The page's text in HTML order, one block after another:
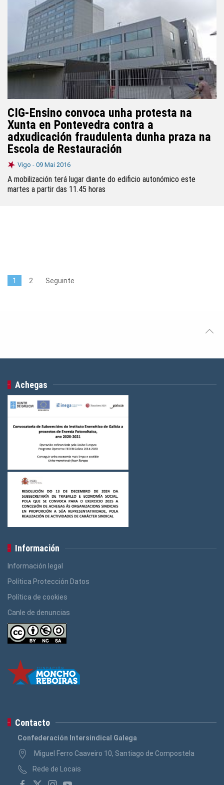
CIG-Ensino convoca unha protesta na
Xunta en Pontevedra contra a
adxudicación fraudulenta dunha praza na
Escola de Restauración
Vigo - 09 Mai 2016
A mobilización terá lugar diante do edificio autonómico este
martes a partir das 11.45 horas
1 2 Seguinte
Achegas
Información
Información legal
Política Protección Datos
Política de cookies
Canle de denuncias
Contacto
Confederación Intersindical Galega
Miguel Ferro Caaveiro 10, Santiago de Compostela
Rede de Locais